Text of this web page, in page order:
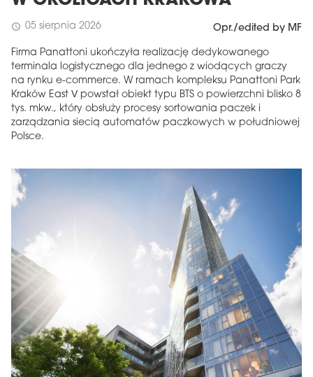
schedule 05 sierpnia 2026 Opr./edited by MF
Firma Panattoni ukończyła realizację dedykowanego
terminala logistycznego dla jednego z wiodących graczy
na rynku e-commerce. W ramach kompleksu Panattoni Park
Kraków East V powstał obiekt typu BTS o powierzchni blisko 8
tys. mkw., który obsłuży procesy sortowania paczek i
zarządzania siecią automatów paczkowych w południowej
Polsce.